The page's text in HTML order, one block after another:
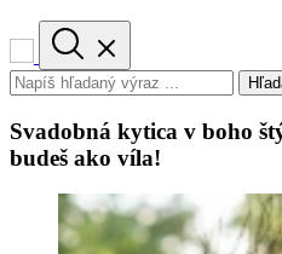
Svadobná kytica v boho
budeš ako víla!